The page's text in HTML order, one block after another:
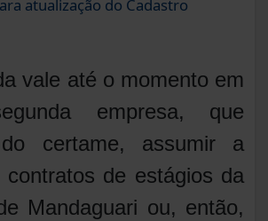
atualização do Cadastro
vale até o momento em
empresa, que
certame, assumir a
contratos de estágios da
Mandaguari ou, então,